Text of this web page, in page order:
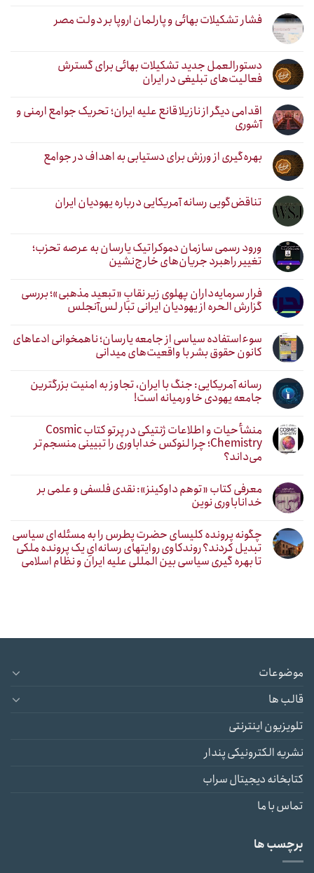
فشار تشکیلات بهائی و پارلمان اروپا بر دولت مصر
دستورالعمل جدید تشکیلات بهائی برای گسترش
فعالیت‌های تبلیغی در ایران
اقدامی دیگر از نازیلا قانع علیه ایران؛ تحریک جوامع ارمنی و
آشوری
بهره‌گیری از ورزش برای دستیابی به اهداف در جوامع
تناقض‌گویی رسانه آمریکایی درباره یهودیان ایران
ورود رسمی سازمان دموکراتیک یارسان به عرصه تحزب؛
تغییر راهبرد جریان‌های خارج‌نشین
فرار سرمایه‌داران پهلوی زیر نقابِ «تبعید مذهبی»؛ بررسی
گزارش الحره از یهودیان ایرانی تبار لس‌آنجلس
سوءاستفاده سیاسی از جامعه یارسان؛ ناهمخوانی ادعاهای
کانون حقوق بشر با واقعیت‌های میدانی
رسانه آمریکایی: جنگ با ایران، تجاوز به امنیت بزرگترین
جامعه یهودی خاورمیانه است!
منشأ حیات و اطلاعات ژنتیکی در پرتو کتاب Cosmic
Chemistry؛ چرا لنوکس خداباوری را تبیینی منسجم‌تر
می‌داند؟
معرفی کتاب «توهم داوکینز»: نقدی فلسفی و علمی بر
خداناباوری نوین
چگونه پرونده کلیسای حضرت پطرس را به مسئله‌ای سیاسی
تبدیل کردند؟ روندکاوی روایتهای رسانه‌ایِ یک پرونده ملکی
تا بهره گیری سیاسی بین المللی علیه ایران و نظام اسلامی
موضوعات
قالب ها
تلویزیون اینترنتی
نشریه الکترونیکی پندار
کتابخانه دیجیتال سراب
تماس با ما
برچسب ها